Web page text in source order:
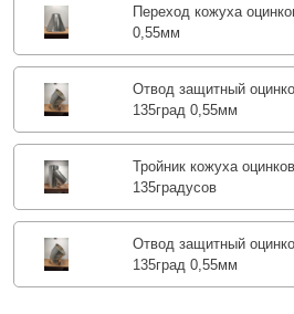
Переход кожуха
0,55мм
Отвод защитный
135град 0,55мм
Тройник кожуха
135градусов
Отвод защитный
135град 0,55мм